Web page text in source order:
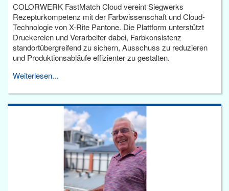
COLORWERK FastMatch Cloud vereint Siegwerks
Rezepturkompetenz mit der Farbwissenschaft und Cloud-
Technologie von X-Rite Pantone. Die Plattform unterstützt
Druckereien und Verarbeiter dabei, Farbkonsistenz
standortübergreifend zu sichern, Ausschuss zu reduzieren
und Produktionsabläufe effizienter zu gestalten.
Weiterlesen...